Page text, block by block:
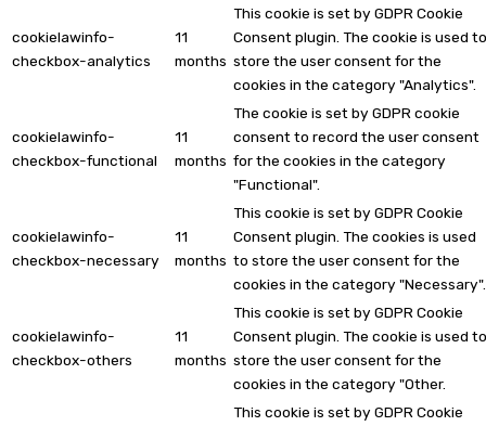
cookielawinfo-
checkbox-analytics
11
months
This cookie is set by GDPR Cookie
Consent plugin. The cookie is used to
store the user consent for the
cookies in the category "Analytics".
cookielawinfo-
checkbox-functional
11
months
The cookie is set by GDPR cookie
consent to record the user consent
for the cookies in the category
"Functional".
cookielawinfo-
checkbox-necessary
11
months
This cookie is set by GDPR Cookie
Consent plugin. The cookies is used
to store the user consent for the
cookies in the category "Necessary".
cookielawinfo-
checkbox-others
11
months
This cookie is set by GDPR Cookie
Consent plugin. The cookie is used to
store the user consent for the
cookies in the category "Other.
This cookie is set by GDPR Cookie